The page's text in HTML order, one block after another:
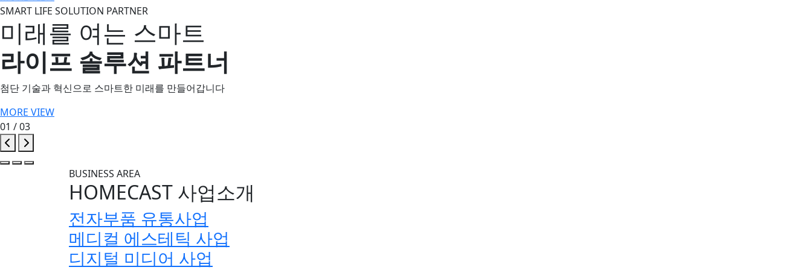
SMART LIFE SOLUTION PARTNER
미래를 여는 스마트
라이프 솔루션 파트너
첨단 기술과 혁신으로 스마트한 미래를 만들어갑니다
MORE VIEW
01 / 03
BUSINESS AREA
HOMECAST 사업소개
전자부품 유통사업
메디컬 에스테틱 사업
디지털 미디어 사업